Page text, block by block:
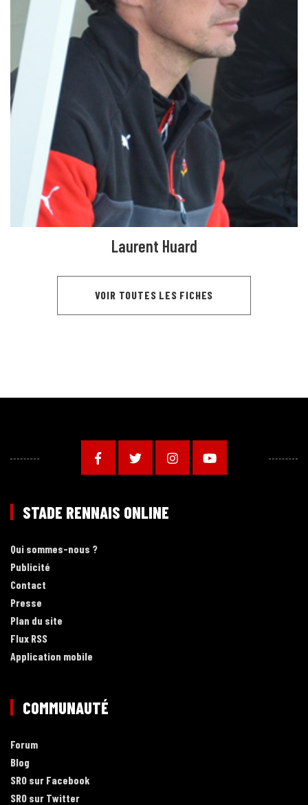
Laurent Huard
VOIR TOUTES LES FICHES
STADE RENNAIS ONLINE
Qui sommes-nous ?
Publicité
Contact
Presse
Plan du site
Flux RSS
Application mobile
COMMUNAUTÉ
Forum
Blog
SRO sur Facebook
SRO sur Twitter